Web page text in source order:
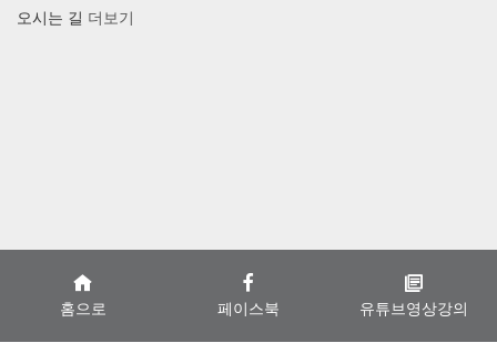
홈으로 페이스북 유튜브영상강의
오시는 길 더보기